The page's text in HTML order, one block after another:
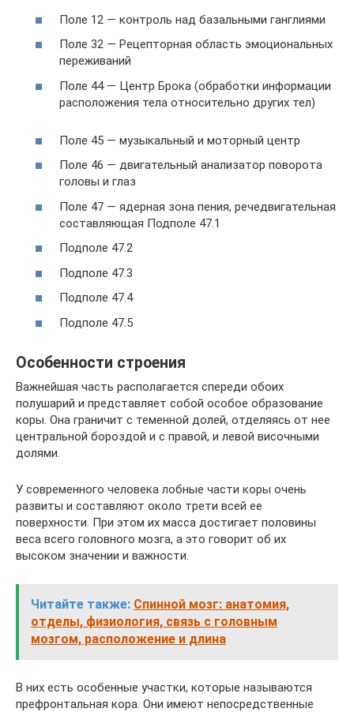
Поле 12 — контроль над базальными ганглиями
Поле 32 — Рецепторная область эмоциональных
переживаний
Поле 44 — Центр Брока (обработки информации
расположения тела относительно других тел)
Поле 45 — музыкальный и моторный центр
Поле 46 — двигательный анализатор поворота
головы и глаз
Поле 47 — ядерная зона пения, речедвигательная
составляющая Подполе 47.1
Подполе 47.2
Подполе 47.3
Подполе 47.4
Подполе 47.5
Особенности строения
Важнейшая часть располагается спереди обоих
полушарий и представляет собой особое образование
коры. Она граничит с теменной долей, отделяясь от нее
центральной бороздой и с правой, и левой височными
долями.
У современного человека лобные части коры очень
развиты и составляют около трети всей ее
поверхности. При этом их масса достигает половины
веса всего головного мозга, а это говорит об их
высоком значении и важности.
Читайте также: Спинной мозг: анатомия,
отделы, физиология, связь с головным
мозгом, расположение и длина
В них есть особенные участки, которые называются
префронтальная кора. Они имеют непосредственные